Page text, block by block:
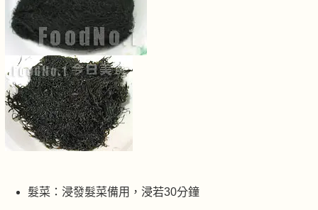
髮菜：浸發髮菜備用，浸若30分鐘